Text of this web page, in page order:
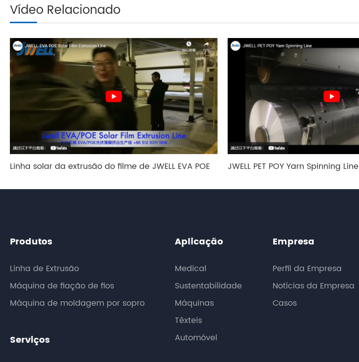
Vídeo Relacionado
Linha solar da extrusão do filme de JWELL EVA POE JWELL PET POY Yarn Spinning Line
Produtos
Linha de Extrusão
Máquina de fiação de fios
Máquina de moldagem por sopro
Serviços
Aplicação
Medical
Sustentabilidade
Máquinas
Têxteis
Automóvel
Empresa
Perfil da Empresa
Notícias da Empresa
Casos